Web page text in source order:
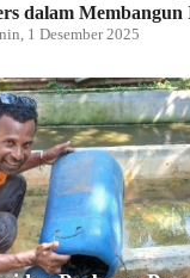
dalam Membangun
1 Desember 2025